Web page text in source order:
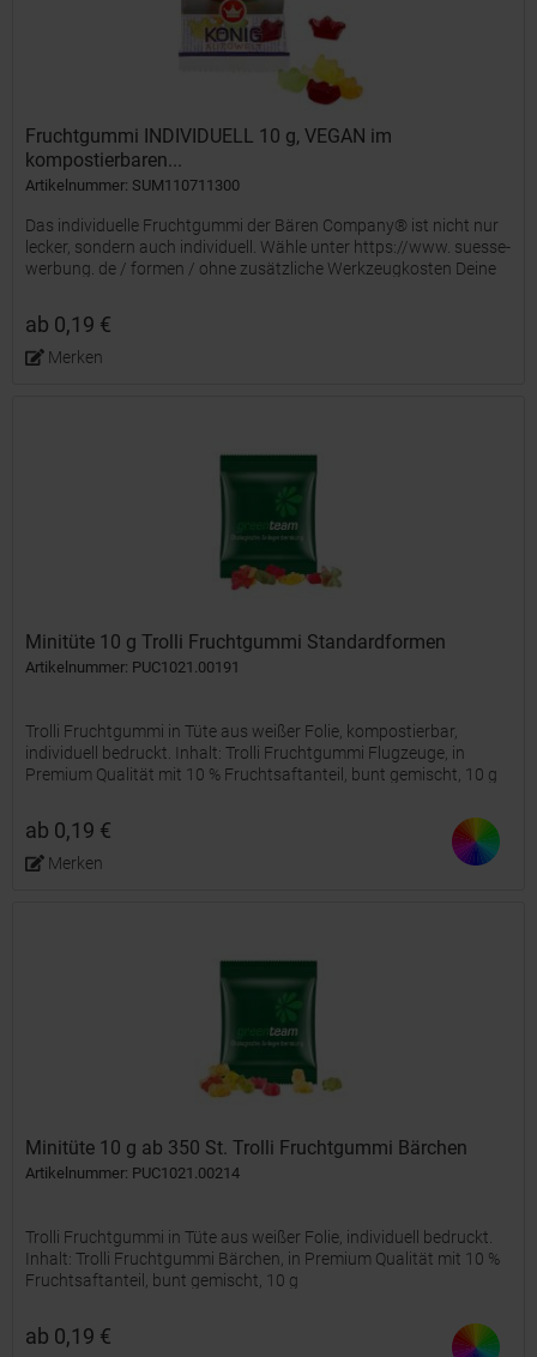
Fruchtgummi INDIVIDUELL 10 g, VEGAN im
kompostierbaren...
Artikelnummer: SUM110711300
Das individuelle Fruchtgummi der Bären Company® ist nicht nur
lecker, sondern auch individuell. Wähle unter https://www. suesse-
werbung. de / formen / ohne zusätzliche Werkzeugkosten Deine
ab 0,19 €
Merken
Minitüte 10 g Trolli Fruchtgummi Standardformen
Artikelnummer: PUC1021.00191
Trolli Fruchtgummi in Tüte aus weißer Folie, kompostierbar,
individuell bedruckt. Inhalt: Trolli Fruchtgummi Flugzeuge, in
Premium Qualität mit 10 % Fruchtsaftanteil, bunt gemischt, 10 g
ab 0,19 €
Merken
Minitüte 10 g ab 350 St. Trolli Fruchtgummi Bärchen
Artikelnummer: PUC1021.00214
Trolli Fruchtgummi in Tüte aus weißer Folie, individuell bedruckt.
Inhalt: Trolli Fruchtgummi Bärchen, in Premium Qualität mit 10 %
Fruchtsaftanteil, bunt gemischt, 10 g
ab 0,19 €